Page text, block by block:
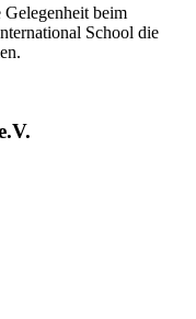
Gelegenheit beim
School die